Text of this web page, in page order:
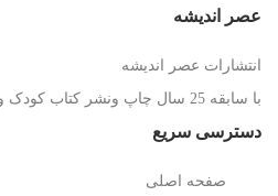
عصر اندیشه
انتشارات عصر اندیشه
با سابقه 25 سال چاپ ونشر کتاب کودک و وجوان
دسترسی سریع
صفحه اصلی